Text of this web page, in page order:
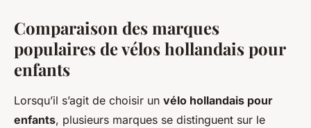
Comparaison des marques
populaires de vélos hollandais pour
enfants
Lorsqu’il s’agit de choisir un vélo hollandais pour
enfants, plusieurs marques se distinguent sur le